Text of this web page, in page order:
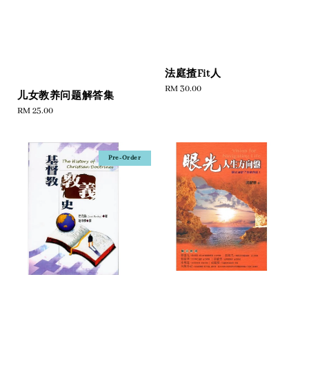
儿女教养问题解答集
Regular
RM 25.00
法庭揸Fit人
Regular
RM 30.00
Pre-Order